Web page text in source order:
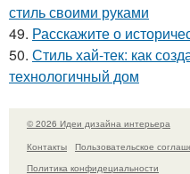
стиль своими руками
49. Расскажите о
50. Стиль хай-тек: как
технологичный дом
© 2026 Идеи дизайна интерьера
Контакты
Пользовательское
Политика конфидециальности